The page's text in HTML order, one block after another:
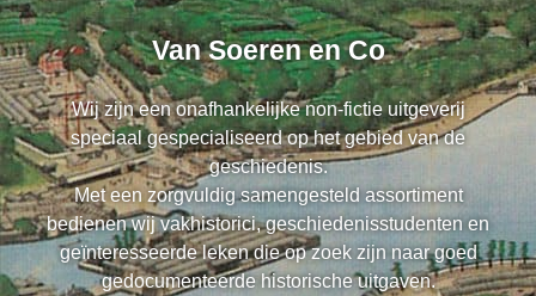
Van Soeren en Co
Wij zijn een onafhankelijke non-fictie uitgeverij
speciaal gespecialiseerd op het gebied van de
geschiedenis.
Met een zorgvuldig samengesteld assortiment
bedienen wij vakhistorici, geschiedenisstudenten en
geïnteresseerde leken die op zoek zijn naar goed
gedocumenteerde historische uitgaven.